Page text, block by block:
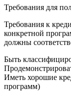
Требования для
Требования к
конкретной
должны
Быть
Иметь хорошие
программ)